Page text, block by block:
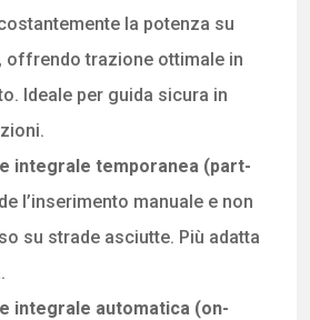
la potenza su
offrendo trazione ottimale in
Ideale per guida sicura in
integrale temporanea (part-
l’inserimento manuale e non
su strade asciutte. Più adatta
integrale automatica (on-